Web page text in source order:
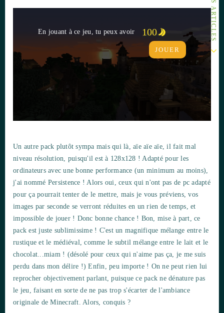
En jouant à ce jeu, tu peux avoir 100
JOUER
Un autre pack plutôt sympa mais qui là, aïe aïe aïe, il fait mal
niveau résolution, puisqu'il est à 128x128 ! Adapté pour les
ordinateurs avec une bonne performance (un minimum au moins),
j'ai nommé Persistence ! Alors oui, ceux qui n'ont pas de pc adapté
pour ça pourrait tenter de le mettre, mais je vous préviens, vos
images par seconde se verront réduites en un rien de temps, et
impossible de jouer ! Donc bonne chance ! Bon, mise à part, ce
pack est juste sublimissime ! C'est un magnifique mélange entre le
rustique et le médiéval, comme le subtil mélange entre le lait et le
chocolat...miam ! (désolé pour ceux qui n'aime pas ça, je me suis
perdu dans mon délire !) Enfin, peu importe ! On ne peut rien lui
reprocher objectivement parlant, puisque ce pack ne dénature pas
le jeu, faisant en sorte de ne pas trop s'écarter de l'ambiance
originale de Minecraft. Alors, conquis ?